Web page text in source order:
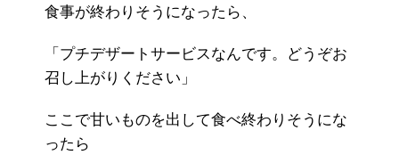
食事が終わりそうになったら、
「プチデザートサービスなんです。どうぞお
召し上がりください」
ここで甘いものを出して食べ終わりそうにな
ったら